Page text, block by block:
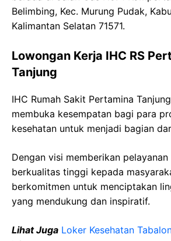
Belimbing, Kec. Murung Pudak,
Kalimantan Selatan 71571.
Lowongan Kerja IHC RS
Tanjung
IHC Rumah Sakit Pertamina
membuka kesempatan bagi para
kesehatan untuk menjadi bagian
Dengan visi memberikan pelayanan
berkualitas tinggi kepada
berkomitmen untuk menciptakan
yang mendukung dan inspiratif.
Lihat Juga Loker Kesehatan